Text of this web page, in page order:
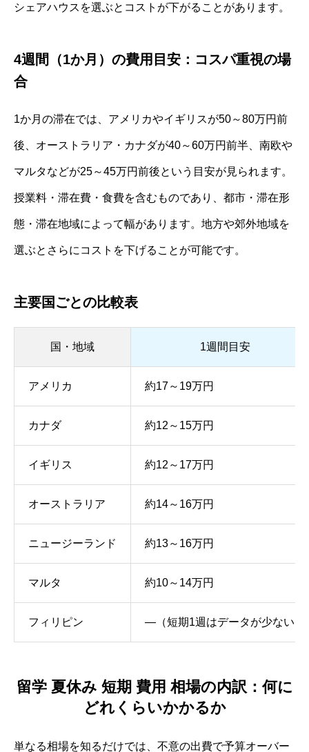
シェアハウスを選ぶとコストが下がることがあります。
4週間（1か月）の費用目安：コスパ重視の場
合
1か月の滞在では、アメリカやイギリスが50～80万円前
後、オーストラリア・カナダが40～60万円前半、南欧や
マルタなどが25～45万円前後という目安が見られます。
授業料・滞在費・食費を含むものであり、都市・滞在形
態・滞在地域によって幅があります。地方や郊外地域を
選ぶとさらにコストを下げることが可能です。
主要国ごとの比較表
国・地域 1週間目安
アメリカ 約17～19万円
カナダ 約12～15万円
イギリス 約12～17万円
オーストラリア 約14～16万円
ニュージーランド 約13～16万円
マルタ 約10～14万円
フィリピン ―（短期1週はデータが少ない）
留学 夏休み 短期 費用 相場の内訳：何に
どれくらいかかるか
単なる相場を知るだけでは、不意の出費で予算オーバー